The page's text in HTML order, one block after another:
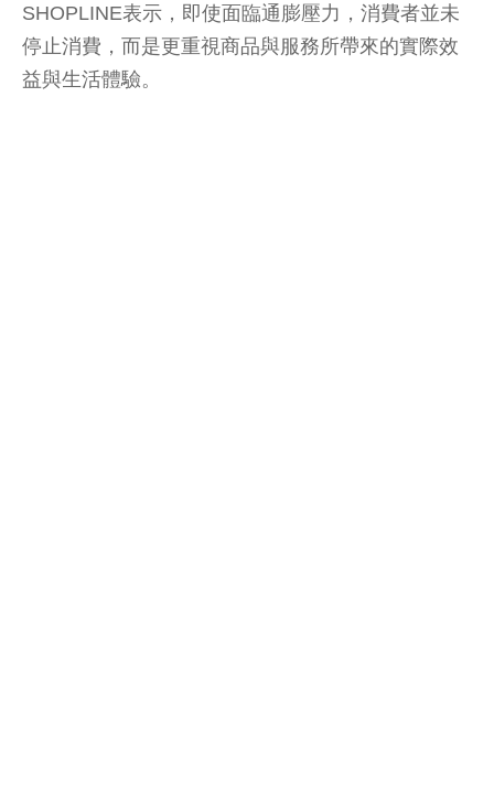
SHOPLINE表示，即使面臨通膨壓力，消費者並未
停止消費，而是更重視商品與服務所帶來的實際效
益與生活體驗。